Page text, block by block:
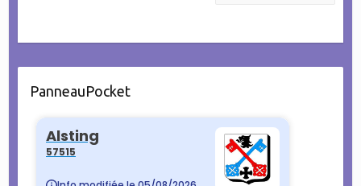
PanneauPocket